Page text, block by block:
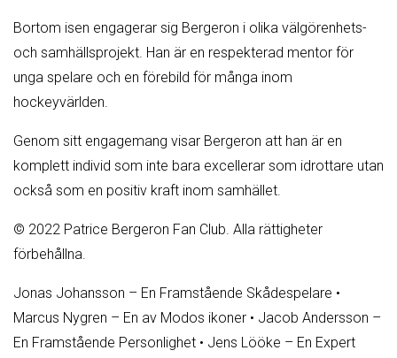
Bortom isen engagerar sig Bergeron i olika välgörenhets-
och samhällsprojekt. Han är en respekterad mentor för
unga spelare och en förebild för många inom
hockeyvärlden.
Genom sitt engagemang visar Bergeron att han är en
komplett individ som inte bara excellerar som idrottare utan
också som en positiv kraft inom samhället.
© 2022 Patrice Bergeron Fan Club. Alla rättigheter
förbehållna.
Jonas Johansson – En Framstående Skådespelare •
Marcus Nygren – En av Modos ikoner • Jacob Andersson –
En Framstående Personlighet • Jens Lööke – En Expert